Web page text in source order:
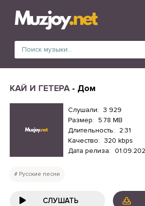
КАЙ И ГЕТЕРА- Дом
Слушали: 3 929
Размер: 5.78 MB
Длительность:
2:31
Качество: 320 kbps
Дата релиза:
Русские песни
СЛУШАТЬ